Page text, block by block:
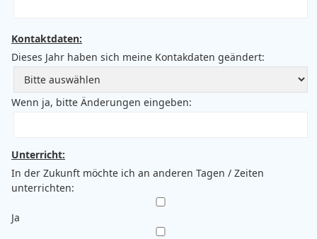
Kontaktdaten:
Dieses Jahr haben sich meine Kontakdaten geändert:
Wenn ja, bitte Änderungen eingeben:
Unterricht:
In der Zukunft möchte ich an anderen Tagen / Zeiten
unterrichten:
Ja